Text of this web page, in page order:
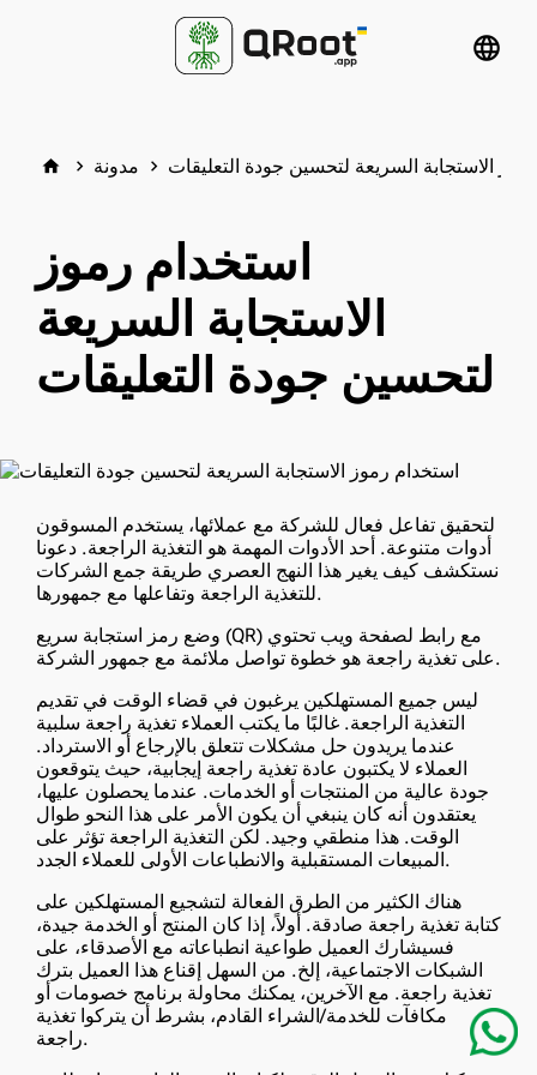
language
home keyboard_arrow_right مدونة keyboard_arrow_right الاستجابة السريعة لتحسين جودة التعليقات
استخدام رموز
الاستجابة السريعة
لتحسين جودة التعليقات
لتحقيق تفاعل فعال للشركة مع عملائها، يستخدم المسوقون
أدوات متنوعة. أحد الأدوات المهمة هو التغذية الراجعة. دعونا
نستكشف كيف يغير هذا النهج العصري طريقة جمع الشركات
للتغذية الراجعة وتفاعلها مع جمهورها.
وضع رمز استجابة سريع (QR) مع رابط لصفحة ويب تحتوي
على تغذية راجعة هو خطوة تواصل ملائمة مع جمهور الشركة.
ليس جميع المستهلكين يرغبون في قضاء الوقت في تقديم
التغذية الراجعة. غالبًا ما يكتب العملاء تغذية راجعة سلبية
عندما يريدون حل مشكلات تتعلق بالإرجاع أو الاسترداد.
العملاء لا يكتبون عادة تغذية راجعة إيجابية، حيث يتوقعون
جودة عالية من المنتجات أو الخدمات. عندما يحصلون عليها،
يعتقدون أنه كان ينبغي أن يكون الأمر على هذا النحو طوال
الوقت. هذا منطقي وجيد. لكن التغذية الراجعة تؤثر على
المبيعات المستقبلية والانطباعات الأولى للعملاء الجدد.
هناك الكثير من الطرق الفعالة لتشجيع المستهلكين على
كتابة تغذية راجعة صادقة. أولاً، إذا كان المنتج أو الخدمة جيدة،
فسيشارك العميل طواعية انطباعاته مع الأصدقاء، على
الشبكات الاجتماعية، إلخ. من السهل إقناع هذا العميل بترك
تغذية راجعة. مع الآخرين، يمكنك محاولة برنامج خصومات أو
مكافآت للخدمة/الشراء القادم، بشرط أن يتركوا تغذية
راجعة.